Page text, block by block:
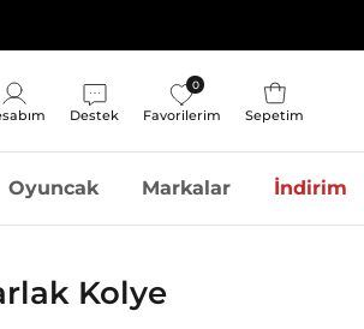
Destek
0
Favorilerim
Sepet
Sepetim
Oyuncak Markalar İndirim
Kolye